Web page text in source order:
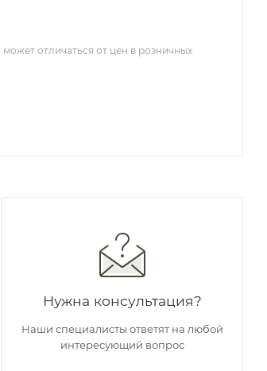
отличаться от цен в розничных
Нужна консультация?
Наши специалисты ответят на любой
интересующий вопрос